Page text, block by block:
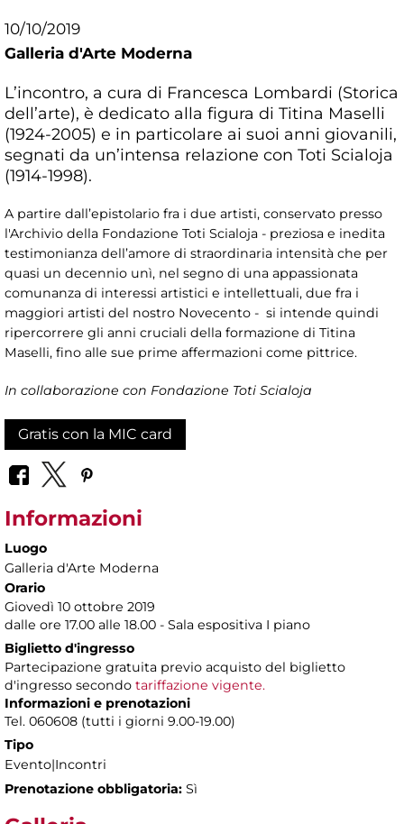
10/10/2019
Galleria d'Arte Moderna
L’incontro, a cura di Francesca Lombardi (Storica
dell’arte), è dedicato alla figura di Titina Maselli
(1924-2005) e in particolare ai suoi anni giovanili,
segnati da un’intensa relazione con Toti Scialoja
(1914-1998).
A partire dall’epistolario fra i due artisti, conservato presso
l'Archivio della Fondazione Toti Scialoja - preziosa e inedita
testimonianza dell’amore di straordinaria intensità che per
quasi un decennio unì, nel segno di una appassionata
comunanza di interessi artistici e intellettuali, due fra i
maggiori artisti del nostro Novecento - si intende quindi
ripercorrere gli anni cruciali della formazione di Titina
Maselli, fino alle sue prime affermazioni come pittrice.
In collaborazione con Fondazione Toti Scialoja
Gratis con la MIC card
Informazioni
Luogo
Galleria d'Arte Moderna
Orario
Giovedì 10 ottobre 2019
dalle ore 17.00 alle 18.00 - Sala espositiva I piano
Biglietto d'ingresso
Partecipazione gratuita previo acquisto del biglietto
d'ingresso secondo tariffazione vigente.
Informazioni e prenotazioni
Tel. 060608 (tutti i giorni 9.00-19.00)
Tipo
Evento|Incontri
Prenotazione obbligatoria: Sì